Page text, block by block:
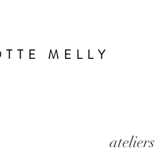
MELLY
ateliers